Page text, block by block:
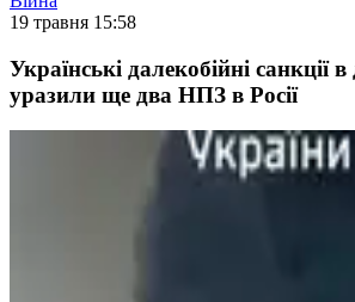
19 травня 15:58
Українські далекобійні санкції
уразили ще два НПЗ в Росії